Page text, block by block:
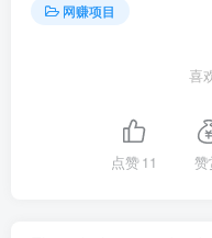
网赚项目
喜
点赞11 赞